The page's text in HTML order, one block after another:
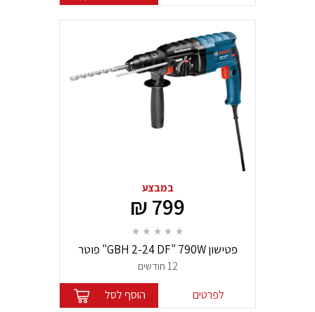
במבצע
799 ₪
פטישון GBH 2-24 DF" 790W" פוטר
מתחלף בוש BOSCH
12 חודשים
לפרטים הוסף לסל